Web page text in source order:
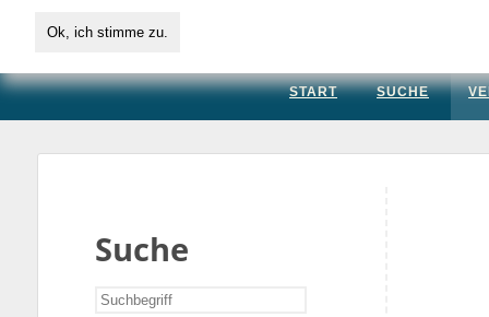
START SUCHE
Suche
Ok, ich stimme zu.